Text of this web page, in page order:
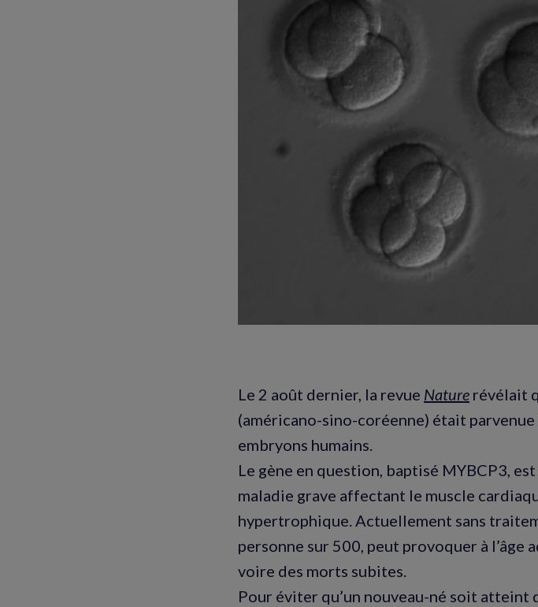
Le 2 août dernier, la revue Nature révélait
(américano-sino-coréenne) était
embryons humains.
Le gène en question, baptisé MYBCP3,
maladie grave affectant le muscle
hypertrophique. Actuellement sans
personne sur 500, peut provoquer à l’âge
voire des morts subites.
Pour éviter qu’un nouveau-né soit